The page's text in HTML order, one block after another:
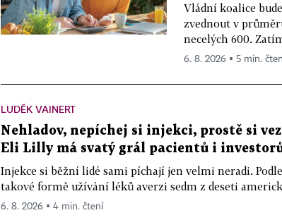
Vládní koalice
zvednout v
necelých 600.
6. 8. 2026 ▪ 5 min.
LUDĚK VAINERT
Nehladov, nepíchej si injekci, prostě si
Eli Lilly má svatý grál pacientů i
Injekce si běžní lidé sami píchají jen velmi neradi.
takové formě užívání léků averzi sedm z deseti
6. 8. 2026 ▪ 4 min. čtení